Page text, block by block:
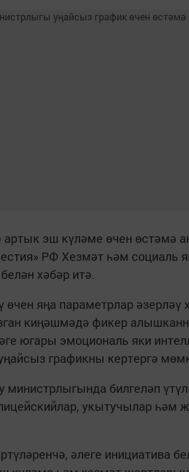
артык эш күләме өчен өстәмә
РФ Хезмәт һәм социаль
хәбәр итә.
яңа параметрлар әзерләү
киңәшмәдә фикер
югары эмоциональ яки
графикны кертергә
министрлыгында билгеләп
укытучылар һәм
әлеге инициатива